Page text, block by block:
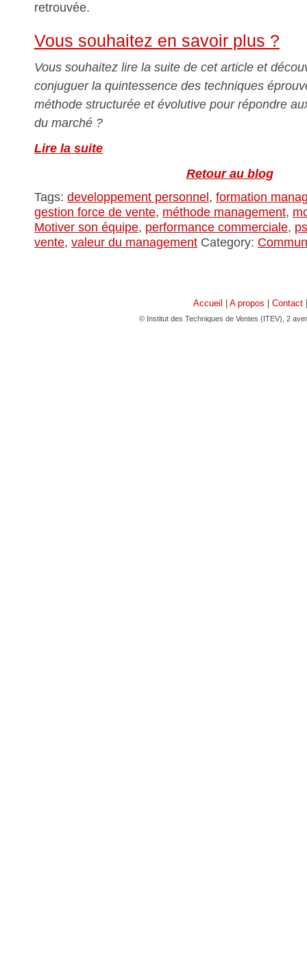
retrouvée.
Vous souhaitez en savoir plus ?
Vous souhaitez lire la suite de cet article et
conjuguer la quintessence des techniques
méthode structurée et évolutive pour répondre
du marché ?
Lire la suite
Retour au blog
Tags: developpement personnel , formation
gestion force de vente, méthode management,
Motiver son équipe, performance commerciale,
vente, valeur du management Category:
Accueil A propos Contact
© Institut des Techniques de Ventes (ITEV), 2